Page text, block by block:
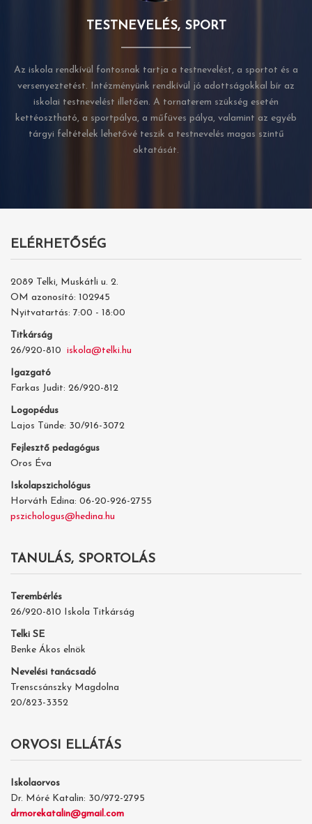
TESTNEVELÉS, SPORT
Az iskola rendkívül fontosnak tartja a testnevelést, a sportot és a
versenyeztetést. Intézményünk rendkívül jó adottságokkal bír az
iskolai testnevelést illetően. A tornaterem szükség esetén
kettéosztható, a sportpálya, a műfüves pálya, valamint az egyéb
tárgyi feltételek lehetővé teszik a testnevelés magas szintű
oktatását.
ELÉRHETŐSÉG
2089 Telki, Muskátli u. 2.
OM azonosító: 102945
Nyitvatartás: 7:00 - 18:00
Titkárság
26/920-810 iskola@telki.hu
Igazgató
Farkas Judit: 26/920-812
Logopédus
Lajos Tünde: 30/916-3072
Fejlesztő pedagógus
Oros Éva
Iskolapszichológus
Horváth Edina: 06-20-926-2755
pszichologus@hedina.hu
TANULÁS, SPORTOLÁS
Terembérlés
26/920-810 Iskola Titkárság
Telki SE
Benke Ákos elnök
Nevelési tanácsadó
Trenscsánszky Magdolna
20/823-3352
ORVOSI ELLÁTÁS
Iskolaorvos
Dr. Móré Katalin: 30/972-2795
drmorekatalin@gmail.com